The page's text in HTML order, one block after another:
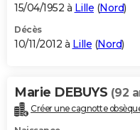
15/04/1952 à Lille (Nord)
Décès
10/11/2012 à Lille (Nord)
Marie DEBUYS (92
Créer une cagnotte